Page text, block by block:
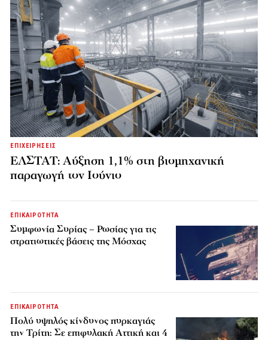
ΕΠΙΧΕΙΡΗΣΕΙΣ
ΕΛΣΤΑΤ: Αύξηση 1,1% στη βιομηχανική
παραγωγή τον Ιούνιο
ΕΠΙΚΑΙΡΟΤΗΤΑ
Συμφωνία Συρίας – Ρωσίας για τις
στρατιωτικές βάσεις της Μόσχας
ΕΠΙΚΑΙΡΟΤΗΤΑ
Πολύ υψηλός κίνδυνος πυρκαγιάς
την Τρίτη: Σε επιφυλακή Αττική και 4